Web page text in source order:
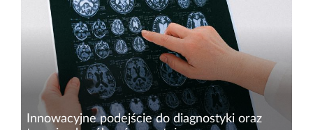
zdrowego serca, ale również jedna z metod
ochrony mózgu przed chorobami
neurodegeneracyjnymi.&nbsp;–&nbsp;To
ważny...
Innowacyjne podejście do diagnostyki oraz